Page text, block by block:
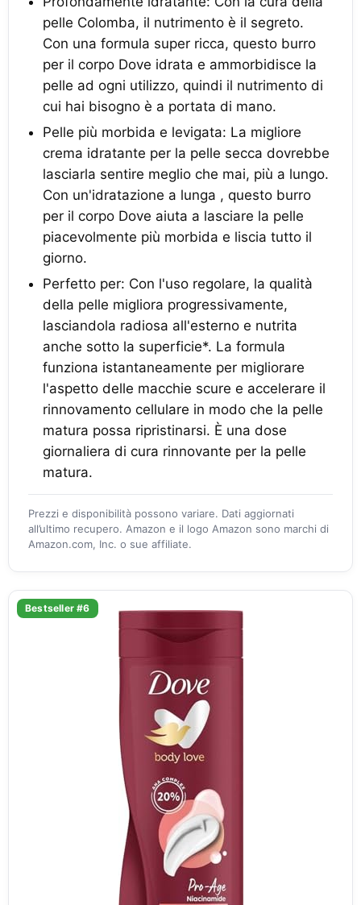
pelle Colomba, il nutrimento è il segreto.
Con una formula super ricca, questo burro
per il corpo Dove idrata e ammorbidisce la
pelle ad ogni utilizzo, quindi il nutrimento di
cui hai bisogno è a portata di mano.
Pelle più morbida e levigata: La migliore
crema idratante per la pelle secca dovrebbe
lasciarla sentire meglio che mai, più a lungo.
Con un'idratazione a lunga , questo burro
per il corpo Dove aiuta a lasciare la pelle
piacevolmente più morbida e liscia tutto il
giorno.
Perfetto per: Con l'uso regolare, la qualità
della pelle migliora progressivamente,
lasciandola radiosa all'esterno e nutrita
anche sotto la superficie*. La formula
funziona istantaneamente per migliorare
l'aspetto delle macchie scure e accelerare il
rinnovamento cellulare in modo che la pelle
matura possa ripristinarsi. È una dose
giornaliera di cura rinnovante per la pelle
matura.
Prezzi e disponibilità possono variare. Dati aggiornati
all’ultimo recupero. Amazon e il logo Amazon sono marchi di
Amazon.com, Inc. o sue affiliate.
Bestseller #6